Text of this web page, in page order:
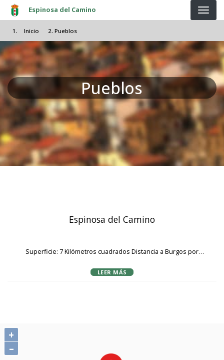
Pasar al contenido principal
Espinosa del Camino
Inicio Pueblos
Pueblos
Espinosa del Camino
Superficie: 7 Kilómetros cuadrados Distancia a Burgos por
tres años en todos los nucleos poblacionales del municipio.
LEER MÁS
+
–